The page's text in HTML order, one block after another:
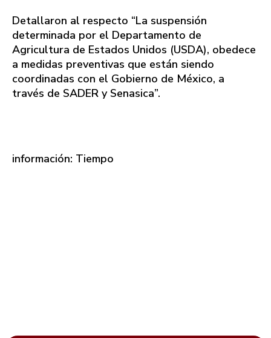
Detallaron al respecto “La suspensión
determinada por el Departamento de
Agricultura de Estados Unidos (USDA), obedece
a medidas preventivas que están siendo
coordinadas con el Gobierno de México, a
través de SADER y Senasica”.
información: Tiempo